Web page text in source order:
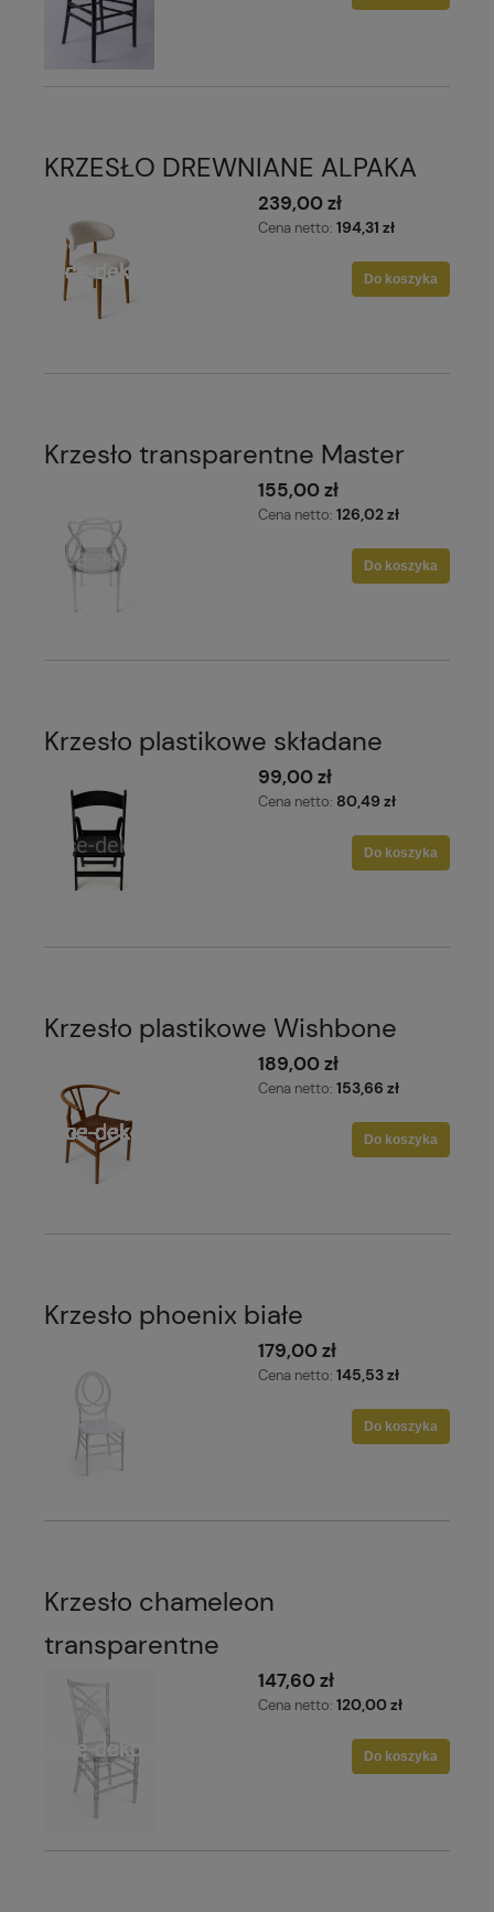
KRZESŁO DREWNIANE ALPAKA
239,00 zł
Cena netto: 194,31 zł
Do koszyka
Krzesło transparentne Master
155,00 zł
Cena netto: 126,02 zł
Do koszyka
Krzesło plastikowe składane
99,00 zł
Cena netto: 80,49 zł
Do koszyka
Krzesło plastikowe Wishbone
189,00 zł
Cena netto: 153,66 zł
Do koszyka
Krzesło phoenix białe
179,00 zł
Cena netto: 145,53 zł
Do koszyka
Krzesło chameleon
transparentne
147,60 zł
Cena netto: 120,00 zł
Do koszyka